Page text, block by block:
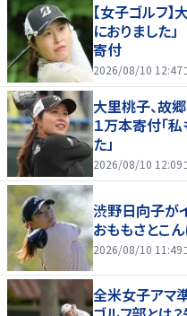
【女子ゴルフ
におりました
寄付
2026/08/10 12:47
大里桃子、故
１万本寄付「
た」
2026/08/10 12:09
渋野日向子が
おももさとこん
2026/08/10 11:49
全米女子アマ